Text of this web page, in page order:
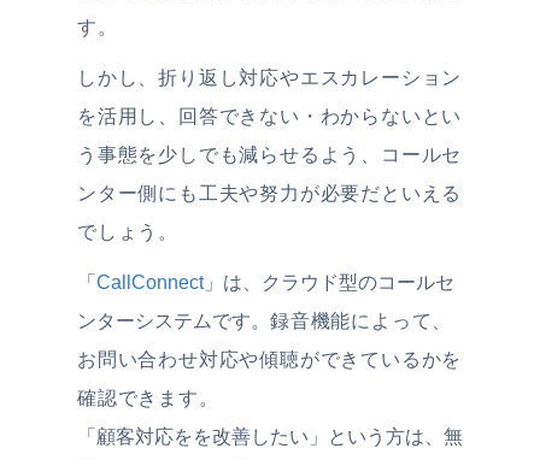
す。
しかし、折り返し対応やエスカレーション
を活用し、回答できない・わからないとい
う事態を少しでも減らせるよう、コールセ
ンター側にも工夫や努力が必要だといえる
でしょう。
「 CallConnect 」は、クラウド型のコールセ
ンターシステムです。 録音機能によって、
お問い合わせ対応や傾聴ができているかを
確認できます。
「顧客対応をを改善したい」という方は、無